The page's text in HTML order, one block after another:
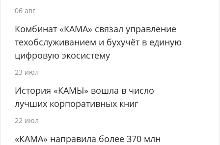
06 авг
Комбинат «КАМА» связал управление
техобслуживанием и бухучёт в единую
цифровую экосистему
23 июл
История «КАМЫ» вошла в число
лучших корпоративных книг
22 июл
«КАМА» направила более 370 млн